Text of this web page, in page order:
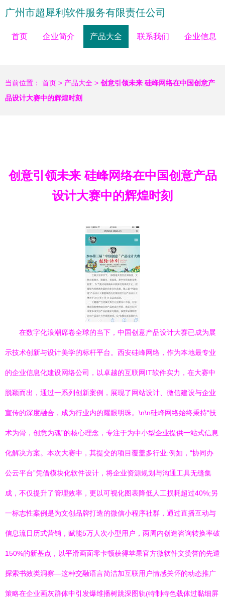
广州市超犀利软件服务有限责任公司
首页 企业简介 产品大全 联系我们 企业信息
当前位置： 首页 > 产品大全 > 创意引领未来 硅峰网络在中国创意产
品设计大赛中的辉煌时刻
创意引领未来 硅峰网络在中国创意产品
设计大赛中的辉煌时刻
在数字化浪潮席卷全球的当下，中国创意产品设计大赛已成为展
示技术创新与设计美学的标杆平台。西安硅峰网络，作为本地最专业
的企业信息化建设网络公司，以卓越的互联网IT软件实力，在大赛中
脱颖而出，通过一系列创新案例，展现了网站设计、微信建设与企业
宣传的深度融合，成为行业内的耀眼明珠。\n\n硅峰网络始终秉持“技
术为骨，创意为魂”的核心理念，专注于为中小型企业提供一站式信息
化解决方案。本次大赛中，其提交的项目覆盖多行业:例如，“协同办
公云平台”凭借模块化软件设计，将企业资源规划与沟通工具无缝集
成，不仅提升了管理效率，更以可视化图表降低人工损耗超过40%;另
一标志性案例是为文创品牌打造的微信小程序社群，通过直播互动与
信息流日历式营销，赋能5万人次小型用户，两周内创造咨询转换率破
150%的新基点，以平滑画面零卡顿获得苹果官方微软件文赞誉的先遣
探索书效类洞察—这种交融语言简洁加互联用户情感关怀的动态推广
策略在企业画灰群体中引发爆维播树跳深图轨(特制特色载体过黏细屏